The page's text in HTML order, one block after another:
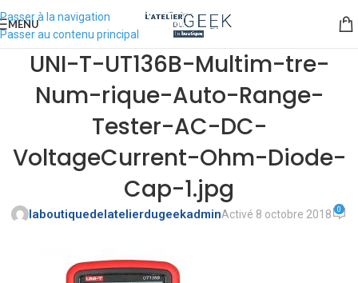
Passer à la navigation
Passer au contenu principal
MENU
UNI-T-UT136B-Multim-tre-
Num-rique-Auto-Range-
Tester-AC-DC-
VoltageCurrent-Ohm-Diode-
Cap-1.jpg
laboutiquedelatelierdugeekadminActivé 8 octobre 2018 0